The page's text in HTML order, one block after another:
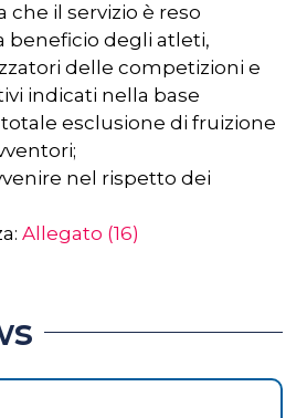
che il servizio è reso
beneficio degli atleti,
delle competizioni e
indicati nella base
esclusione di fruizione
nel rispetto dei
Allegato (16)